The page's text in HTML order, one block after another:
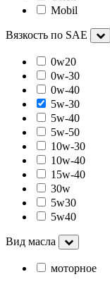
Mobil
Вязкость по SAE
0w20
0w-30
0w-40
5w-30
5w-40
5w-50
10w-30
10w-40
15w-40
30w
5w30
5w40
Вид масла
моторное